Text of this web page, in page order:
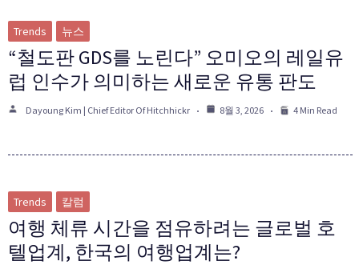
Trends 뉴스
“철도판 GDS를 노린다” 오미오의 레일유
럽 인수가 의미하는 새로운 유통 판도
Dayoung Kim | Chief Editor Of Hitchhickr 8월 3, 2026 4 Min Read
Trends 칼럼
여행 체류 시간을 점유하려는 글로벌 호
텔업계, 한국의 여행업계는?